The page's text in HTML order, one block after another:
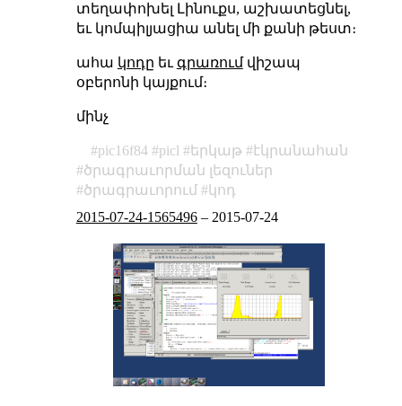
տեղափոխել Լինուքս, աշխատեցնել,
եւ կոմպիլյացիա անել մի քանի թեստ։
ահա կոդը եւ գրառումվիշապ
օբերոնի կայքում։
մինչ
pic16f84 picl երկաթ
էկրանահան
ծրագրաւորման լեզուներ
ծրագրաւորում
կոդ
2015-07-24-1565496– 2015-07-24